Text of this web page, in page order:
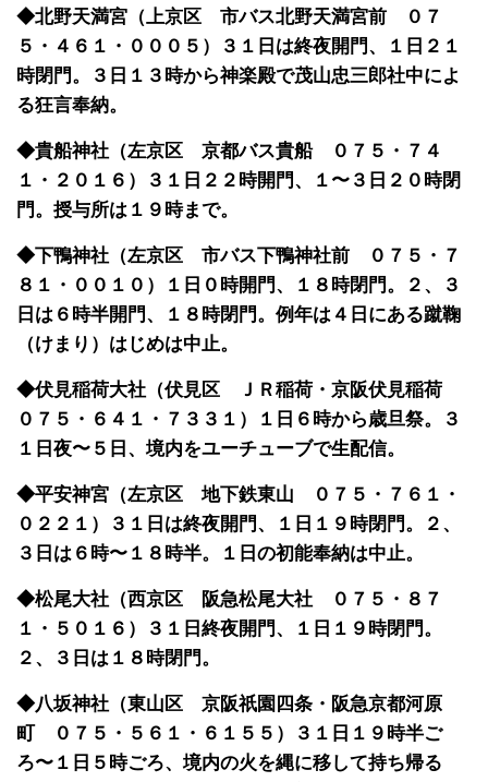
◆北野天満宮（上京区 市バス北野天満宮前 ０７
５・４６１・０００５）３１日は終夜開門、１日２１
時閉門。３日１３時から神楽殿で茂山忠三郎社中によ
る狂言奉納。
◆貴船神社（左京区 京都バス貴船 ０７５・７４
１・２０１６）３１日２２時開門、１〜３日２０時閉
門。授与所は１９時まで。
◆下鴨神社（左京区 市バス下鴨神社前 ０７５・７
８１・００１０）１日０時開門、１８時閉門。２、３
日は６時半開門、１８時閉門。例年は４日にある蹴鞠
（けまり）はじめは中止。
◆伏見稲荷大社（伏見区 ＪＲ稲荷・京阪伏見稲荷
０７５・６４１・７３３１）１日６時から歳旦祭。３
１日夜〜５日、境内をユーチューブで生配信。
◆平安神宮（左京区 地下鉄東山 ０７５・７６１・
０２２１）３１日は終夜開門、１日１９時閉門。２、
３日は６時〜１８時半。１日の初能奉納は中止。
◆松尾大社（西京区 阪急松尾大社 ０７５・８７
１・５０１６）３１日終夜開門、１日１９時閉門。
２、３日は１８時閉門。
◆八坂神社（東山区 京阪祇園四条・阪急京都河原
町 ０７５・５６１・６１５５）３１日１９時半ご
ろ〜１日５時ごろ、境内の火を縄に移して持ち帰る